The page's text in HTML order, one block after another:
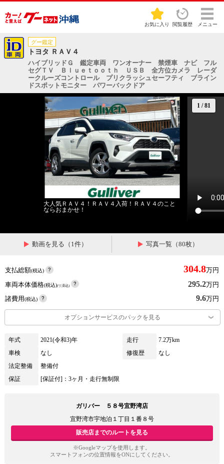
お気に入り 閲覧履歴 メニュー
グー鑑定
トヨタ ＲＡＶ４
ハイブリッドＧ 鑑定車両 ワンオーナー 禁煙車 ナビ フル
セグＴＶ Ｂｌｕｅｔｏｏｔｈ ＵＳＢ 全方位カメラ レーダ
ークルーズコントロール プリクラッシュセーフティ ブライン
ドスポットモニター パワーバックドア
1 /81
大人気ＲＡＶ４！ＲＡＶ４入荷！ＲＡＶ４のこと
ならおまかせ！
動画を見る（1件） 写真一覧（80枚）
支払総額(税込) 304.8万円
車両本体価格(税込)(リ済込) 295.2万円
諸費用(税込) 9.6万円
オプションサービスのパックを見る
年式 2021(令和3)年 走行
7.2万km
車検
なし 修復歴
なし
法定整備
整備付
保証
[保証付]：3ヶ月・走行無制限
ガリバー ５８号宜野湾店
宜野湾市宇地泊１丁目１番８号
販売店までのルートを見る
※Googleマップを使用します。
スマートフォンの位置情報をONにしてください。